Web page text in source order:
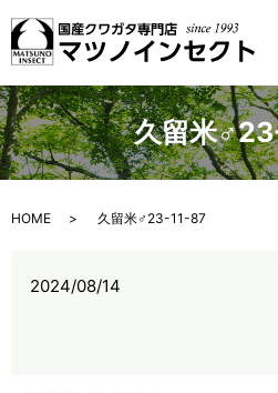
久留米
HOME 久留米♂23-11-87
2024/08/14